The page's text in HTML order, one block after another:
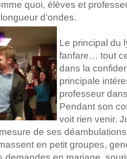
quoi, élèves et
d’ondes.
Le principal du
fanfare… tout
dans la
principale
professeur
Pendant son
voit rien venir.
de ses
en petit groupes,